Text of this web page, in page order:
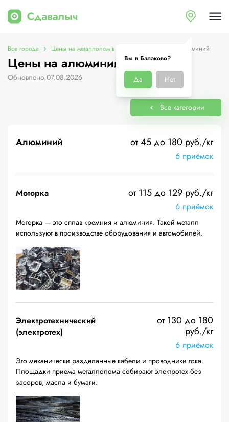
Вы в Балаково?
Да Нет
Все города Цены на металлолом в Балаково Цены на алюминий
Цены на алюминий в Балаково
Обновлено 07.08.2026
Все категории
Алюминий от 45 до 180 руб./кг
6 приёмок
Моторка от 115 до 129 руб./кг
6 приёмок
Моторка — это сплав кремния и алюминия. Такой металл
используют в производстве оборудования и автомобилей.
Электротехнический
(электротех)
от 130 до 180
руб./кг
6 приёмок
Это механически разделанные кабели и проводники тока.
Площадки приема металлолома собирают электротех без
засоров, масла и бумаги.